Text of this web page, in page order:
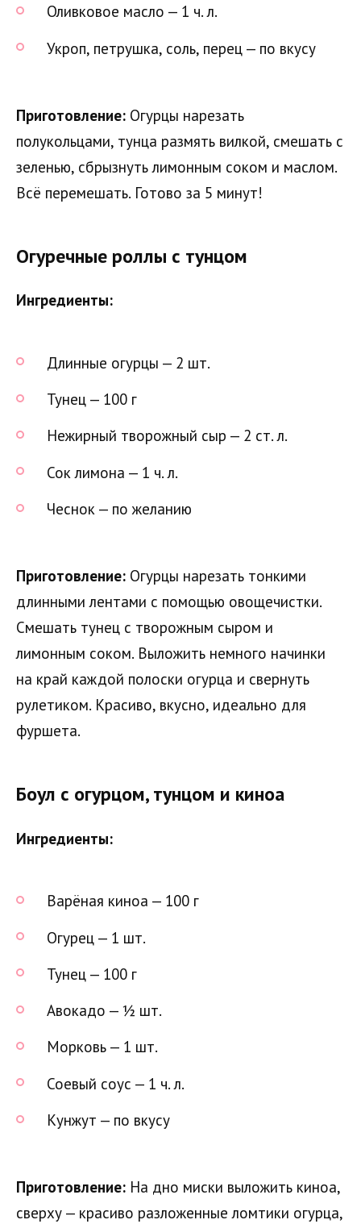
Оливковое масло — 1 ч. л.
Укроп, петрушка, соль, перец — по вкусу
Приготовление: Огурцы нарезать
полукольцами, тунца размять вилкой, смешать с
зеленью, сбрызнуть лимонным соком и маслом.
Всё перемешать. Готово за 5 минут!
Огуречные роллы с тунцом
Ингредиенты:
Длинные огурцы — 2 шт.
Тунец — 100 г
Нежирный творожный сыр — 2 ст. л.
Сок лимона — 1 ч. л.
Чеснок — по желанию
Приготовление: Огурцы нарезать тонкими
длинными лентами с помощью овощечистки.
Смешать тунец с творожным сыром и
лимонным соком. Выложить немного начинки
на край каждой полоски огурца и свернуть
рулетиком. Красиво, вкусно, идеально для
фуршета.
Боул с огурцом, тунцом и киноа
Ингредиенты:
Варёная киноа — 100 г
Огурец — 1 шт.
Тунец — 100 г
Авокадо — ½ шт.
Морковь — 1 шт.
Соевый соус — 1 ч. л.
Кунжут — по вкусу
Приготовление: На дно миски выложить киноа,
сверху — красиво разложенные ломтики огурца,